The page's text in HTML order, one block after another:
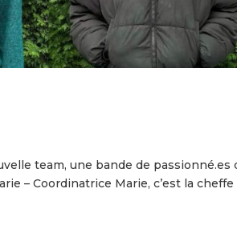
team, une bande de passionné.es
– Coordinatrice Marie, c’est la cheffe